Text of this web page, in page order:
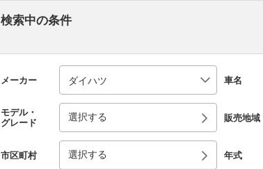
検索中の条件
メーカー 車名
モデル・
グレード
選択する 販売地域
市区町村 選択する 年式